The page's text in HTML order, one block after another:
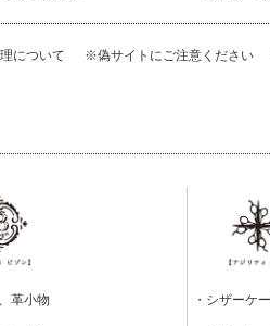
について ※偽サイトにご注意ください
革小物 ・シザーケ